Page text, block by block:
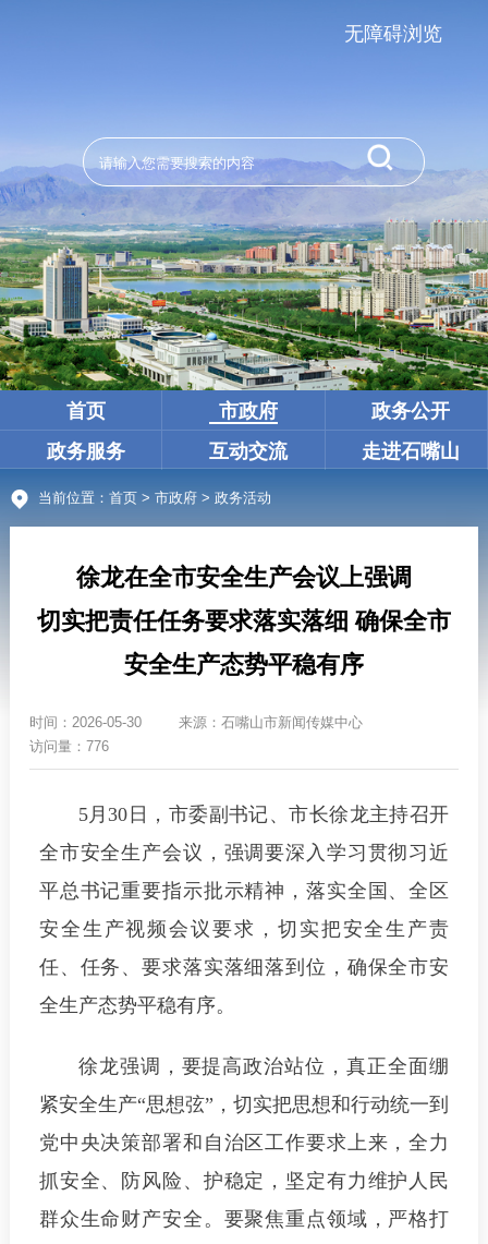
无障碍浏览
首页 市政府
政务公开
政务服务
互动交流 走进石嘴山
当前位置： 首页> 市政府> 政务活动
徐龙在全市安全生产会议上强调
切实把责任任务要求落实落细 确保全市
安全生产态势平稳有序
时间： 2026-05-30 来源： 石嘴山市新闻传媒中心
访问量：776
5月30日，市委副书记、市长徐龙主持召开
全市安全生产会议，强调要深入学习贯彻习近
平总书记重要指示批示精神，落实全国、全区
安全生产视频会议要求，切实把安全生产责
任、任务、要求落实落细落到位，确保全市安
全生产态势平稳有序。
徐龙强调， 要提高政治站位，真正全面绷
紧安全生产“思想弦”，切实把思想和行动统一到
党中央决策部署和自治区工作要求上来，全力
抓安全、防风险、护稳定，坚定有力维护人民
群众生命财产安全。 要聚焦重点领域，严格打